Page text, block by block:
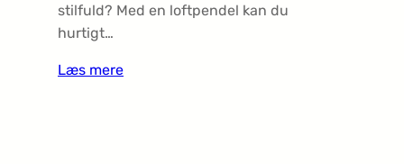
stilfuld? Med en loftpendel kan du
hurtigt…
Læs mere